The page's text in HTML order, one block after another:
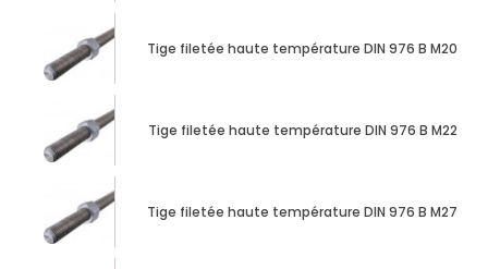
Tige filetée haute température DIN 976 B M20 X
Tige filetée haute température DIN 976 B M22 X
Tige filetée haute température DIN 976 B M27 X